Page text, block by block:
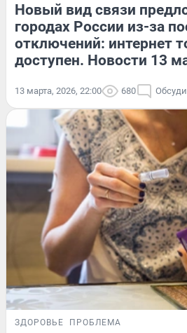
Новый вид связи
городах России из-за
отключений: интернет
доступен. Новости 13
13 марта, 2026, 22:00 680
ЗДОРОВЬЕ ПРОБЛЕМА